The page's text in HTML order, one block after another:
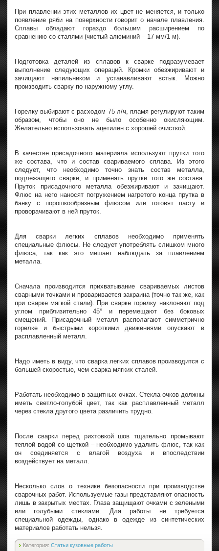
При плавлении этих металлов их цвет не меняется, и только
появление ряби на поверхности говорит о начале плавления.
Сплавы обладают гораздо большим расширением по
сравнению со сталями (чистый алюминий – 17 мм/1 м).
Подготовка деталей из сплавов к сварке подразумевает
выполнение следующих операций. Кромки обезжиривают и
зачищают напильником и устанавливают встык. Можно
производить сварку по наружному углу.
Горелку выбирают с расходом 75 л/ч, пламя регулируют таким
образом, чтобы оно не было особенно окисляющим.
Желательно использовать ацетилен с хорошей очисткой.
В качестве присадочного материала используют прутки того
же состава, что и состав свариваемого сплава. Из этого
следует, что необходимо точно знать состав металла,
подлежащего сварке, и применять прутки того же состава.
Пруток присадочного металла обезжиривают и зачищают.
Флюс на него наносят погружением нагретого конца прутка в
банку с порошкообразным флюсом или готовят пасту и
проворачивают в ней пруток.
Для сварки легких сплавов необходимо применять
специальные флюсы. Не следует употреблять слишком много
флюса, так как это мешает наблюдать за плавлением
металла.
Сначала производится прихватывание свариваемых листов
сварными точками и проваривается закраина (точно так же, как
при сварке мягкой стали). При сварке горелку наклоняют под
углом приблизительно 45° и перемещают без боковых
смещений. Присадочный металл располагают симметрично
горелке и быстрыми короткими движениями опускают в
расплавленный металл.
Надо иметь в виду, что сварка легких сплавов производится с
большей скоростью, чем сварка мягких сталей.
Работать необходимо в защитных очках. Стекла очков должны
иметь светло-голубой цвет, так как расплавленный металл
через стекла другого цвета различить трудно.
После сварки перед рихтовкой шов тщательно промывают
теплой водой со щеткой – необходимо удалить флюс, так как
он соединяется с влагой воздуха и впоследствии
воздействует на металл.
Несколько слов о технике безопасности при производстве
сварочных работ. Используемые газы представляют опасность
лишь в закрытых местах. Глаза защищают очками с зелеными
или голубыми стеклами. Для работы не требуется
специальной одежды, однако в одежде из синтетических
материалов работать нельзя.
Категория: Статьи кузовные работы